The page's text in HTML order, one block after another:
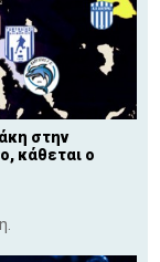
στην
κάθεται ο